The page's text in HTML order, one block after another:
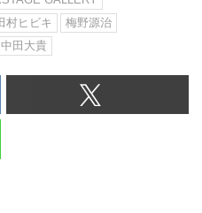
村ヒビキ
梅野源治
中田大貴